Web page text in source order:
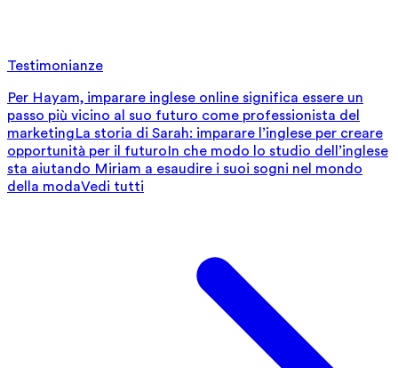
Testimonianze
Per Hayam, imparare inglese online significa essere un
passo più vicino al suo futuro come professionista del
marketingLa storia di Sarah: imparare l’inglese per creare
opportunità per il futuroIn che modo lo studio dell’inglese
sta aiutando Miriam a esaudire i suoi sogni nel mondo
della modaVedi tutti